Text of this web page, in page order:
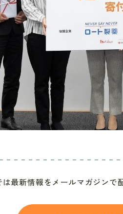
最新情報をメールマガジンで